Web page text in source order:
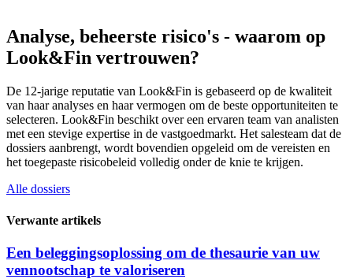
Analyse, beheerste risico's - waarom op
Look&Fin vertrouwen?
De 12-jarige reputatie van Look&Fin is gebaseerd op de kwaliteit
van haar analyses en haar vermogen om de beste opportuniteiten te
selecteren. Look&Fin beschikt over een ervaren team van analisten
met een stevige expertise in de vastgoedmarkt. Het salesteam dat de
dossiers aanbrengt, wordt bovendien opgeleid om de vereisten en
het toegepaste risicobeleid volledig onder de knie te krijgen.
Alle dossiers
Verwante artikels
Een beleggingsoplossing om de thesaurie van uw
vennootschap te valoriseren